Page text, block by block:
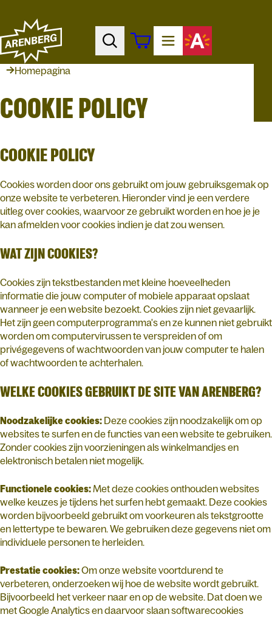
Homepagina
COOKIE POLICY
COOKIE POLICY
Cookies worden door ons gebruikt om jouw gebruiksgemak op
onze website te verbeteren. Hieronder vind je een verdere
uitleg over cookies, waarvoor ze gebruikt worden en hoe je je
kan afmelden voor cookies indien je dat zou wensen.
WAT ZIJN COOKIES?
Cookies zijn tekstbestanden met kleine hoeveelheden
informatie die jouw computer of mobiele apparaat opslaat
wanneer je een website bezoekt. Cookies zijn niet gevaarlijk.
Het zijn geen computerprogramma's en ze kunnen niet gebruikt
worden om computervirussen te verspreiden of om
privégegevens of wachtwoorden van jouw computer te halen
of wachtwoorden te achterhalen.
WELKE COOKIES GEBRUIKT DE SITE VAN ARENBERG?
Noodzakelijke cookies: Deze cookies zijn noodzakelijk om op
websites te surfen en de functies van een website te gebruiken.
Zonder cookies zijn voorzieningen als winkelmandjes en
elektronisch betalen niet mogelijk.
Functionele cookies:Met deze cookies onthouden websites
welke keuzes je tijdens het surfen hebt gemaakt. Deze cookies
worden bijvoorbeeld gebruikt om voorkeuren als tekstgrootte
en lettertype te bewaren. We gebruiken deze gegevens niet om
individuele personen te herleiden.
Prestatie cookies:Om onze website voortdurend te
verbeteren, onderzoeken wij hoe de website wordt gebruikt.
Bijvoorbeeld het verkeer naar en op de website. Dat doen we
met Google Analytics en daarvoor slaan softwarecookies